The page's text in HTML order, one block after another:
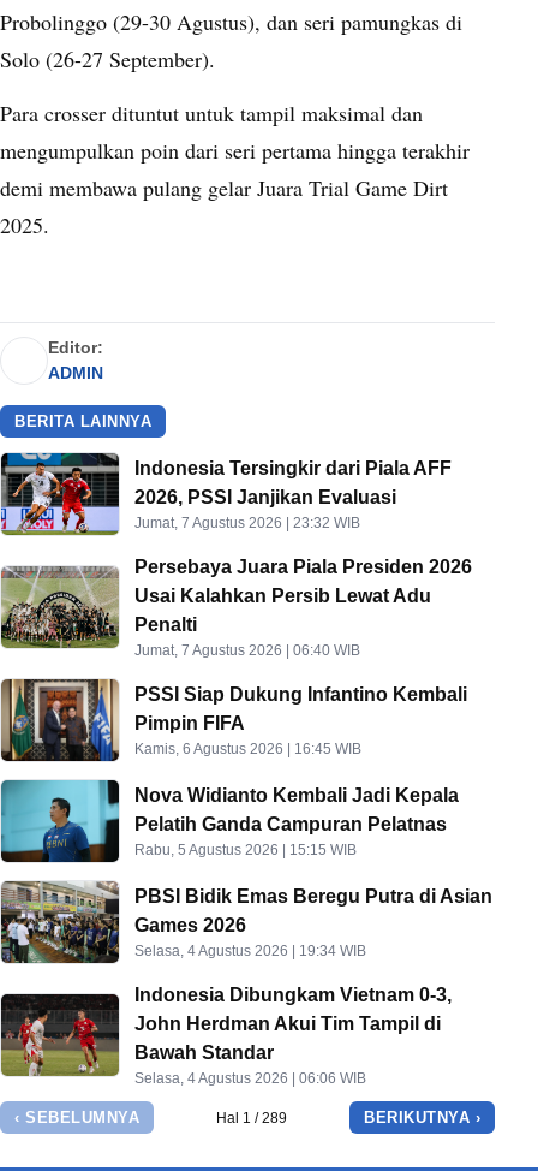
Probolinggo (29-30 Agustus), dan seri pamungkas di
Solo (26-27 September).
Para crosser dituntut untuk tampil maksimal dan
mengumpulkan poin dari seri pertama hingga terakhir
demi membawa pulang gelar Juara Trial Game Dirt
2025.
Editor:
ADMIN
BERITA LAINNYA
Indonesia Tersingkir dari Piala AFF
2026, PSSI Janjikan Evaluasi
Jumat, 7 Agustus 2026 | 23:32 WIB
Persebaya Juara Piala Presiden 2026
Usai Kalahkan Persib Lewat Adu
Penalti
Jumat, 7 Agustus 2026 | 06:40 WIB
PSSI Siap Dukung Infantino Kembali
Pimpin FIFA
Kamis, 6 Agustus 2026 | 16:45 WIB
Nova Widianto Kembali Jadi Kepala
Pelatih Ganda Campuran Pelatnas
Rabu, 5 Agustus 2026 | 15:15 WIB
PBSI Bidik Emas Beregu Putra di Asian
Games 2026
Selasa, 4 Agustus 2026 | 19:34 WIB
Indonesia Dibungkam Vietnam 0-3,
John Herdman Akui Tim Tampil di
Bawah Standar
Selasa, 4 Agustus 2026 | 06:06 WIB
‹ SEBELUMNYA Hal 1 / 289 BERIKUTNYA ›